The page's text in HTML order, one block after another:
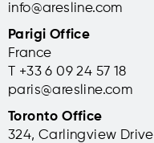
info@aresline.com
Parigi Office
France
T +33 6 09 24 57 18
paris@aresline.com
Toronto Office
324, Carlingview Drive